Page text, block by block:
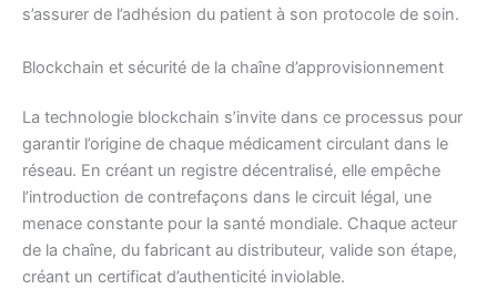
s’assurer de l’adhésion du patient à son protocole de soin.
Blockchain et sécurité de la chaîne d’approvisionnement
La technologie blockchain s’invite dans ce processus pour
garantir l’origine de chaque médicament circulant dans le
réseau. En créant un registre décentralisé, elle empêche
l’introduction de contrefaçons dans le circuit légal, une
menace constante pour la santé mondiale. Chaque acteur
de la chaîne, du fabricant au distributeur, valide son étape,
créant un certificat d’authenticité inviolable.